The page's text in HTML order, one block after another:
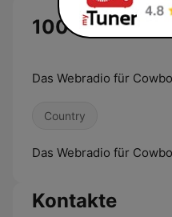
1000 Country
Das Webradio für
Country
Das Webradio für
Kontakte